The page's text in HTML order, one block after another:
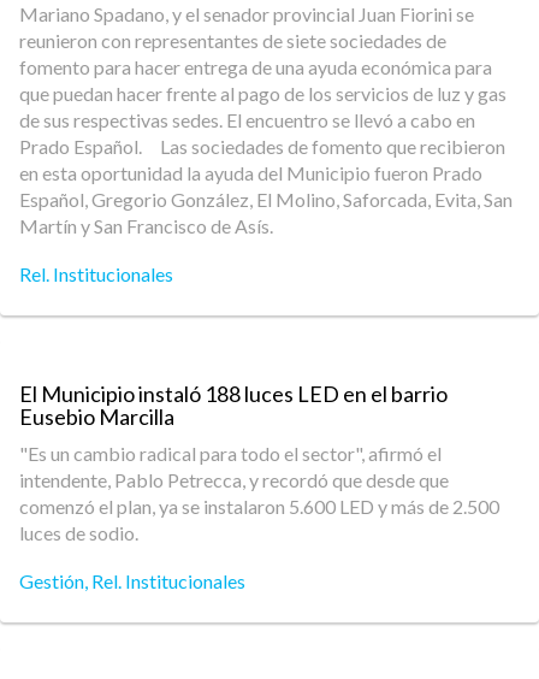
Mariano Spadano, y el senador provincial Juan Fiorini se
reunieron con representantes de siete sociedades de
fomento para hacer entrega de una ayuda económica para
que puedan hacer frente al pago de los servicios de luz y gas
de sus respectivas sedes. El encuentro se llevó a cabo en
Prado Español. Las sociedades de fomento que recibieron
en esta oportunidad la ayuda del Municipio fueron Prado
Español, Gregorio González, El Molino, Saforcada, Evita, San
Martín y San Francisco de Asís.
Rel. Institucionales
El Municipio instaló 188 luces LED en el barrio
Eusebio Marcilla​
"Es un cambio radical para todo el sector", afirmó el
intendente, Pablo Petrecca, y recordó que desde que
comenzó el plan, ya se instalaron 5.600 LED y más de 2.500
luces de sodio.
Gestión, Rel. Institucionales